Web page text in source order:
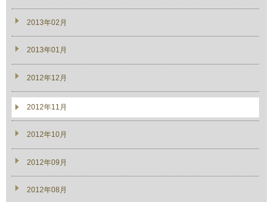
2013年02月
2013年01月
2012年12月
2012年11月
2012年10月
2012年09月
2012年08月